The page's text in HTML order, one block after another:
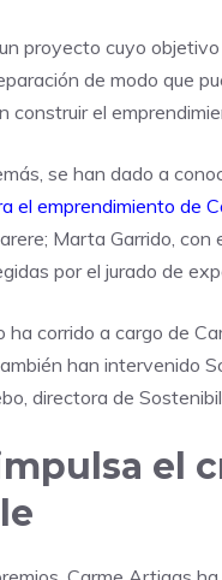
proyecto cuyo
de modo que
construir el
se han dado a
el emprendimiento de
Marta Garrido,
por el jurado de
ha corrido a cargo de
han intervenido
directora de
el